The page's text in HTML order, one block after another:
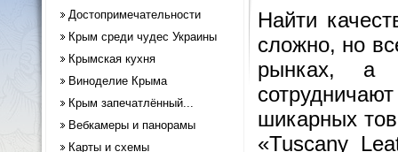
Достопримечательности
Крым среди чудес Украины
Крымская кухня
Виноделие Крыма
Крым запечатлённый...
Вебкамеры и панорамы
Карты и схемы
Найти
сложно, но
рынках, а
шикарных
«Tuscany